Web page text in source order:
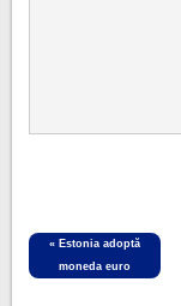
« Estonia adoptă
moneda euro